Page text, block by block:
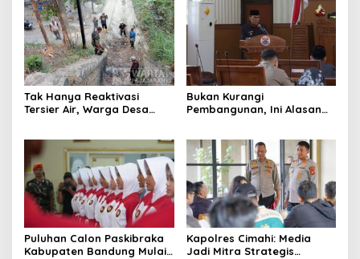
Tak Hanya Reaktivasi
Tersier Air, Warga Desa
Bukan Kurangi
Pembangunan, Ini Alasan
Daerah
Puluhan Calon Paskibraka
Kabupaten Bandung Mulai
Kapolres Cimahi: Media
Jadi Mitra Strategis